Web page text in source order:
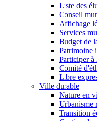
Liste des
Conseil
Affichage
Services
Budget de
Patrimoine
Participer à
Comité
Libre
Ville durable
Nature en
Urbanisme
Transition